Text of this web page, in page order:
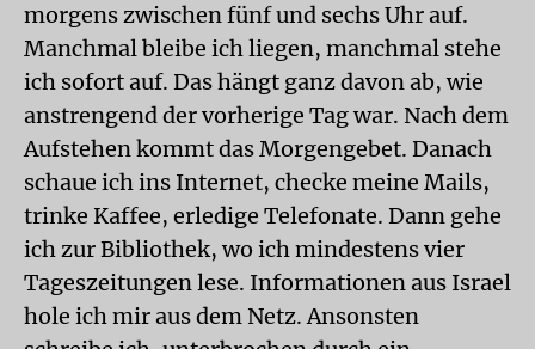
morgens zwischen fünf und sechs Uhr auf.
Manchmal bleibe ich liegen, manchmal stehe
ich sofort auf. Das hängt ganz davon ab, wie
anstrengend der vorherige Tag war. Nach dem
Aufstehen kommt das Morgengebet. Danach
schaue ich ins Internet, checke meine Mails,
trinke Kaffee, erledige Telefonate. Dann gehe
ich zur Bibliothek, wo ich mindestens vier
Tageszeitungen lese. Informationen aus Israel
hole ich mir aus dem Netz. Ansonsten